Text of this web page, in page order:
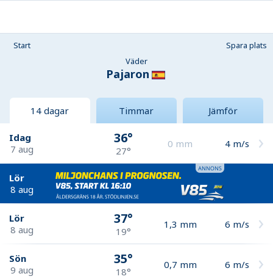
Start
Spara plats
Väder
Pajaron
14 dagar Timmar Jämför
Idag
7 aug
36°
27°
0 mm 4 m/s
Lör
8 aug
Lör
8 aug
37°
19°
1,3 mm 6 m/s
Sön
9 aug
35°
18°
0,7 mm 6 m/s